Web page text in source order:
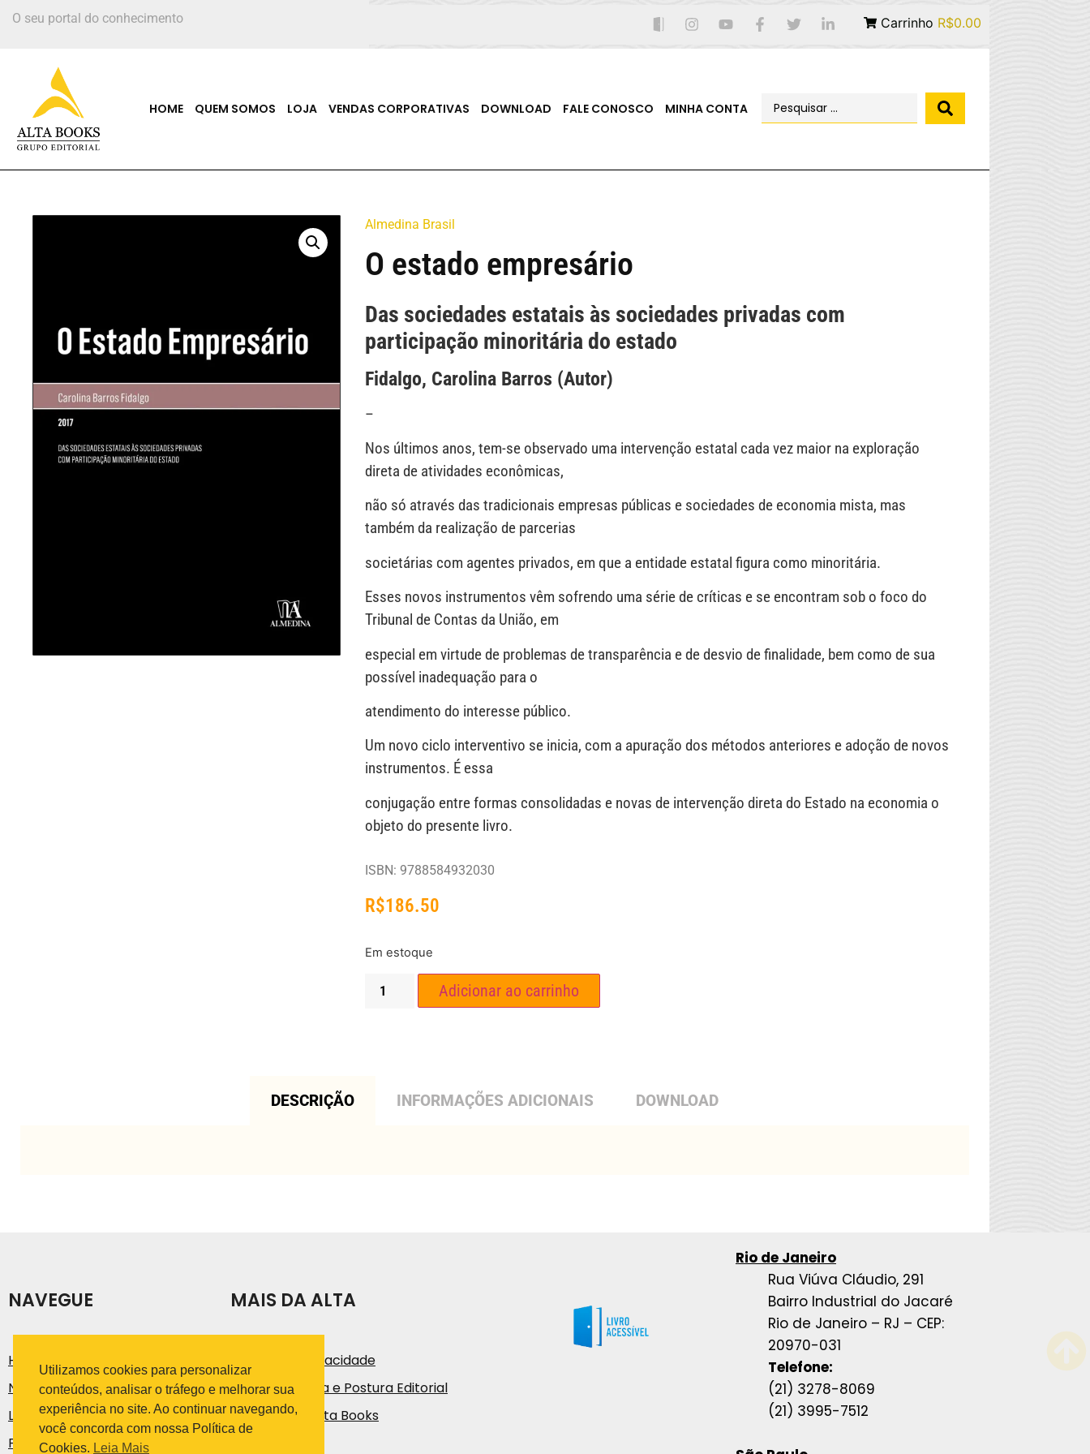
O seu portal do conhecimento Carrinho R$0.00
HOME QUEM SOMOS LOJA VENDAS CORPORATIVAS DOWNLOAD FALE CONOSCO MINHA CONTA
Almedina Brasil
O estado empresário
Das sociedades estatais às sociedades privadas com
participação minoritária do estado
Fidalgo, Carolina Barros (Autor)
–
Nos últimos anos, tem-se observado uma intervenção estatal cada vez maior na exploração
direta de atividades econômicas,
não só através das tradicionais empresas públicas e sociedades de economia mista, mas
também da realização de parcerias
societárias com agentes privados, em que a entidade estatal figura como minoritária.
Esses novos instrumentos vêm sofrendo uma série de críticas e se encontram sob o foco do
Tribunal de Contas da União, em
especial em virtude de problemas de transparência e de desvio de finalidade, bem como de sua
possível inadequação para o
atendimento do interesse público.
Um novo ciclo interventivo se inicia, com a apuração dos métodos anteriores e adoção de novos
instrumentos. É essa
conjugação entre formas consolidadas e novas de intervenção direta do Estado na economia o
objeto do presente livro.
ISBN: 9788584932030
R$186.50
Em estoque
Adicionar ao carrinho
DESCRIÇÃO INFORMAÇÕES ADICIONAIS DOWNLOAD
NAVEGUE
História
Notícias e Artigos
Loja
Fale Conosco
MAIS DA ALTA
Política de Privacidade
Código de Ética e Postura Editorial
Trabalhe na Alta Books
Rio de Janeiro
Rua Viúva Cláudio, 291
Bairro Industrial do Jacaré
Rio de Janeiro – RJ – CEP:
20970-031
Telefone:
(21) 3278-8069
(21) 3995-7512
Utilizamos cookies para personalizar
conteúdos, analisar o tráfego e melhorar sua
experiência no site. Ao continuar navegando,
você concorda com nossa Política de
Cookies. Leia Mais